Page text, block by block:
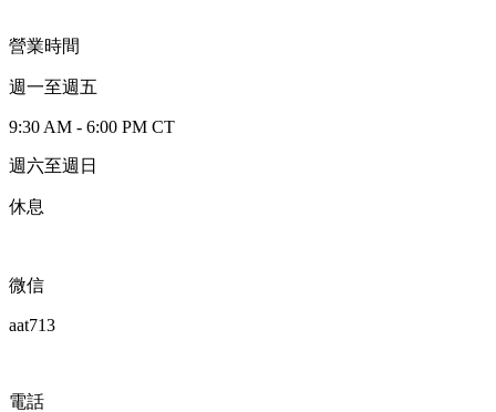
營業時間
週一至週五
9:30 AM - 6:00 PM CT
週六至週日
休息
微信
aat713
電話